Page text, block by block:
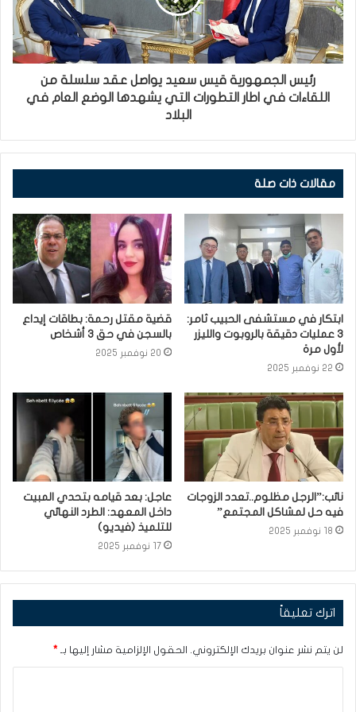
رئيس الجمهورية قيس سعيد يواصل عقد سلسلة من
اللقاءات في اطار التطورات التي يشهدها الوضع العام في
البلاد
مقالات ذات صلة
ابتكار في مستشفى الحبيب ثامر:
3 عمليات دقيقة بالروبوت والليزر
لأول مرة
22 نوفمبر 2025
قضية مقتل رحمة: بطاقات إيداع
بالسجن في حق 3 أشخاص
20 نوفمبر 2025
نائب:”الرجل مظلوم..تعدد الزوجات
فيه حل لمشاكل المجتمع”
18 نوفمبر 2025
عاجل: بعد قيامه بتحدي المبيت
داخل المعهد: الطرد النهائي
للتلميذ (فيديو)
17 نوفمبر 2025
اترك تعليقاً
لن يتم نشر عنوان بريدك الإلكتروني. الحقول الإلزامية مشار إليها بـ *